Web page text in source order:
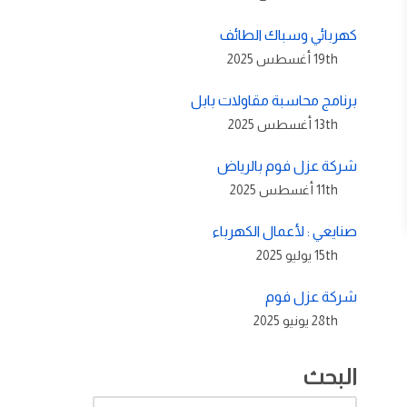
كهربائي وسباك الطائف
19th أغسطس 2025
برنامج محاسبة مقاولات بابل
13th أغسطس 2025
شركة عزل فوم بالرياض
11th أغسطس 2025
صنايعي : لأعمال الكهرباء
15th يوليو 2025
شركة عزل فوم
28th يونيو 2025
البحث